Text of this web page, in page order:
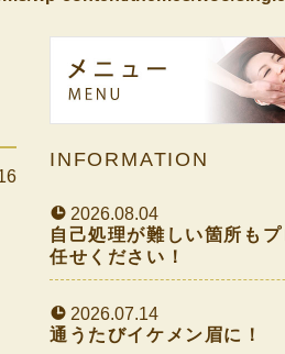
INFORMATION
2026.08.04
自己処理が難しい箇所もプ
任せください！
2026.07.14
通うたびイケメン眉に！